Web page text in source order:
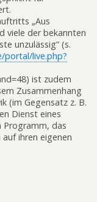
„Aus
viele der bekannten
unzulässig“ (s.
portal/live.php?
ist zudem
Zusammenhang
(im Gegensatz z. B.
Dienst eines
Programm, das
ihren eigenen